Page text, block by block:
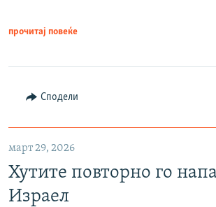
прочитај повеќе
Сподели
март 29, 2026
Хутите повторно го
Израел